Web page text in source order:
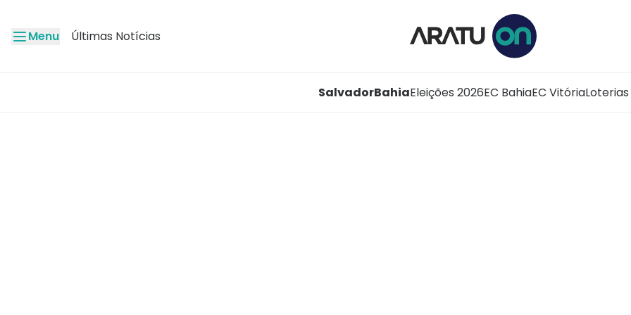
Menu Últimas Notícias
SalvadorBahiaEleições 2026EC BahiaEC VitóriaLoterias